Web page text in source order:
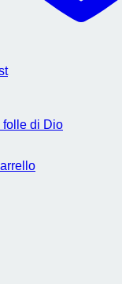
folle di Dio